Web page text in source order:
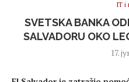
IT i
SVETSKA BANKA
SALVADORU OKO
17.